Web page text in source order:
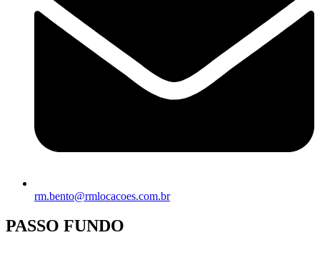
rm.bento@rmlocacoes.com.br
PASSO FUNDO